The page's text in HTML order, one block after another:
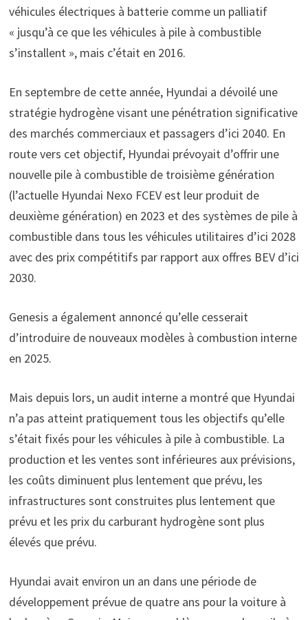
véhicules électriques à batterie comme un palliatif
« jusqu’à ce que les véhicules à pile à combustible
s’installent », mais c’était en 2016.
En septembre de cette année, Hyundai a dévoilé une
stratégie hydrogène visant une pénétration significative
des marchés commerciaux et passagers d’ici 2040. En
route vers cet objectif, Hyundai prévoyait d’offrir une
nouvelle pile à combustible de troisième génération
(l’actuelle Hyundai Nexo FCEV est leur produit de
deuxième génération) en 2023 et des systèmes de pile à
combustible dans tous les véhicules utilitaires d’ici 2028
avec des prix compétitifs par rapport aux offres BEV d’ici
2030.
Genesis a également annoncé qu’elle cesserait
d’introduire de nouveaux modèles à combustion interne
en 2025.
Mais depuis lors, un audit interne a montré que Hyundai
n’a pas atteint pratiquement tous les objectifs qu’elle
s’était fixés pour les véhicules à pile à combustible. La
production et les ventes sont inférieures aux prévisions,
les coûts diminuent plus lentement que prévu, les
infrastructures sont construites plus lentement que
prévu et les prix du carburant hydrogène sont plus
élevés que prévu.
Hyundai avait environ un an dans une période de
développement prévue de quatre ans pour la voiture à